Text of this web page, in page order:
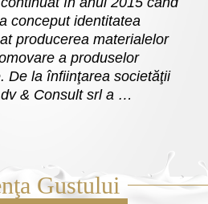
conceput identitatea
producerea materialelor
a produselor
De la înfiinţarea societăţii
& Consult srl a …
Gustului